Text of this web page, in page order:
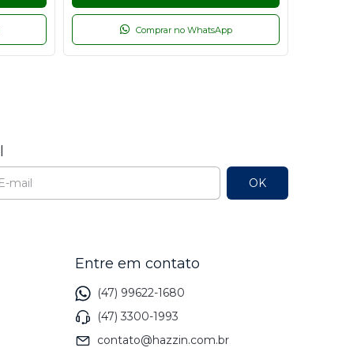
Comprar no WhatsApp
Entre em contato
(47) 99622-1680
(47) 3300-1993
contato@hazzin.com.br